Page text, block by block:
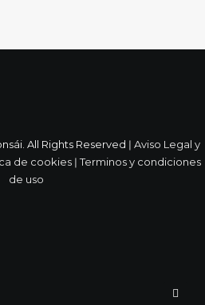
All Rights Reserved ǀ Aviso Legal y
de cookiesǀTerminos y condiciones
de uso